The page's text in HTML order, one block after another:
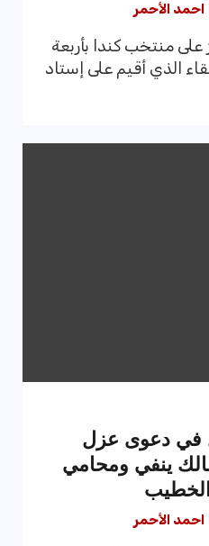
احمد الأحمر
منتخب كندا بأربعة
الذي أقيم على إستاد
في دعوى عزل
ينفي ومحامي
احمد الأحمر